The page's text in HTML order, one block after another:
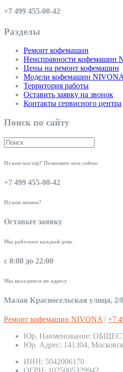
+7 499 455-00-42
Разделы
Ремонт кофемашин
Неисправности кофемашин
Цены на ремонт кофемашин
Модели кофемашин NIVONA
Территория работы
Оставить заявку на звонок
Контакты сервисного центра
Поиск по сайту
Нужен мастер? Позвоните нам сейчас
+7 499 455-00-42
Нужен звонок?
Оставьте заявку
Мы работаем каждый день
с 8:00 до 22:00
Мы находимся по адресу
Малая Красносельская улица, 2/
Ремонт кофемашин NIVONA | +7
Юр. Наименование:
Юр. Адрес: 141304,
ИНН: 5042006170
ОГРН: 1025005329942